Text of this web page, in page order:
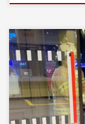
Die
durch die
der Anfahrt zum
weiteren Einsatz